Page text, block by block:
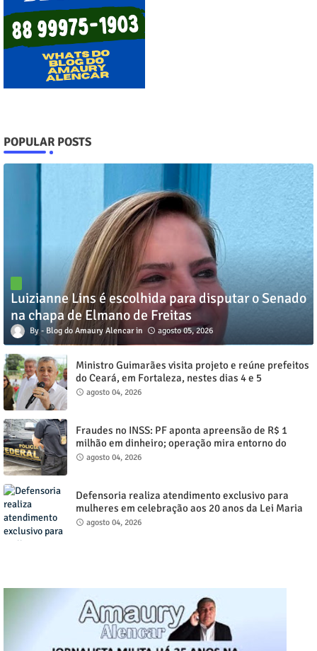
POPULAR POSTS
Luizianne Lins é escolhida para disputar o Senado
na chapa de Elmano de Freitas
Blog do Amaury Alencar agosto 05, 2026
Ministro Guimarães visita projeto e reúne prefeitos
do Ceará, em Fortaleza, nestes dias 4 e 5
agosto 04, 2026
Fraudes no INSS: PF aponta apreensão de R$ 1
milhão em dinheiro; operação mira entorno do
senador Weverton Rocha
agosto 04, 2026
Defensoria realiza atendimento exclusivo para
mulheres em celebração aos 20 anos da Lei Maria
da Penha, nos dias (4) e (5), de agosto em Juazeiro
agosto 04, 2026